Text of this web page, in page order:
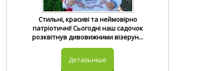
Логопед і Я
Вивчаємо English
Загадки
Вітання на свята
Стильні, красиві та неймовірно
патріотичні! Сьогодні наш садочок
розквітнув дивовижними візерун...
Детальніше